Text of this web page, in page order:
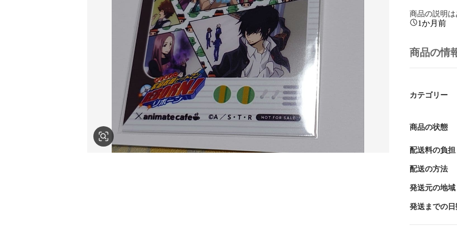
商品の説明
1か月前
商品の情
カテゴリー
商品の状態
配送料の負担
配送の方法
発送元の地域
発送までの日